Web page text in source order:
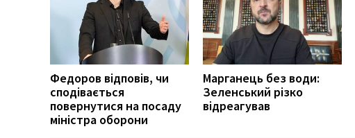
Федоров відповів, чи
сподівається
повернутися на посаду
міністра оборони
Марганець без води:
Зеленський різко
відреагував